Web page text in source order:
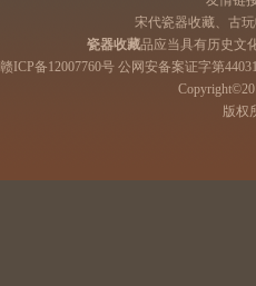
宋代瓷器收藏、古
瓷器收藏品应当具有历史文
赣ICP备12007760号 公网安备案证字第
版权